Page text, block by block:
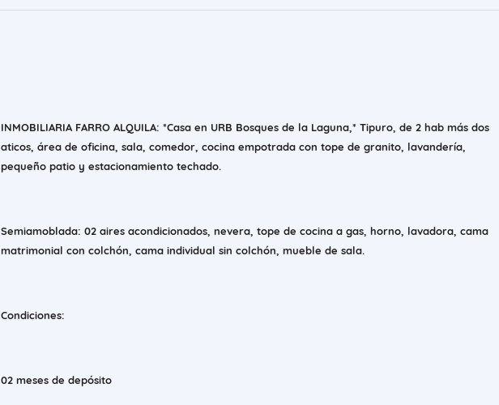
INMOBILIARIA FARRO ALQUILA: *Casa en URB Bosques de la Laguna,* Tipuro, de 2 hab más dos
aticos, área de oficina, sala, comedor, cocina empotrada con tope de granito, lavandería,
pequeño patio y estacionamiento techado.
Semiamoblada: 02 aires acondicionados, nevera, tope de cocina a gas, horno, lavadora, cama
matrimonial con colchón, cama individual sin colchón, mueble de sala.
Condiciones:
02 meses de depósito